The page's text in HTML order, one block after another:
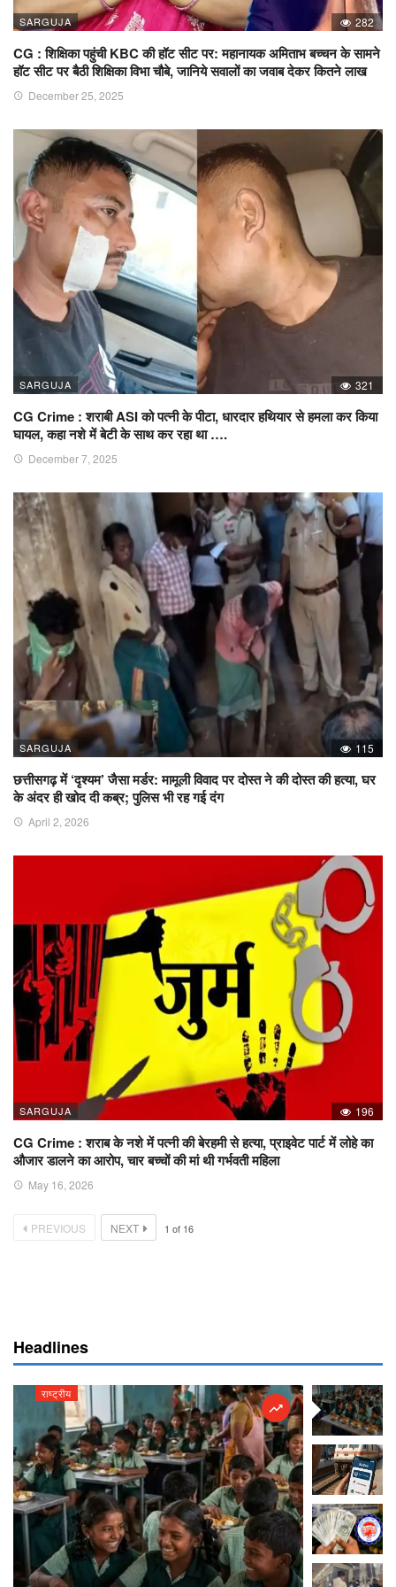
SARGUJA 282
CG : शिक्षिका पहुंची KBC की हॉट सीट पर: महानायक अमिताभ बच्चन के सामने
हॉट सीट पर बैठी शिक्षिका विभा चौबे, जानिये सवालों का जवाब देकर कितने लाख
December 25, 2025
SARGUJA 321
CG Crime : शराबी ASI को पत्नी के पीटा, धारदार हथियार से हमला कर किया
घायल, कहा नशे में बेटी के साथ कर रहा था ….
December 7, 2025
SARGUJA 115
छत्तीसगढ़ में ‘दृश्यम’ जैसा मर्डर: मामूली विवाद पर दोस्त ने की दोस्त की हत्या, घर
के अंदर ही खोद दी कब्र; पुलिस भी रह गई दंग
April 2, 2026
SARGUJA 196
CG Crime : शराब के नशे में पत्नी की बेरहमी से हत्या, प्राइवेट पार्ट में लोहे का
औजार डालने का आरोप, चार बच्चों की मां थी गर्भवती महिला
May 16, 2026
PREVIOUS NEXT 1 of 16
Headlines
राष्ट्रीय राष्ट्रीय